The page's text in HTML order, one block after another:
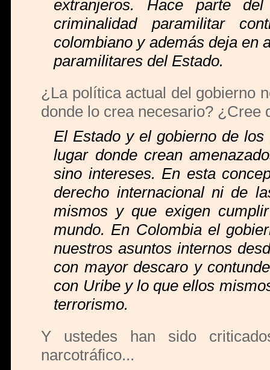
extranjeros. Hace parte
criminalidad paramilitar
colombiano y además deja en
paramilitares del Estado.
¿La política actual del gobierno
donde lo crea necesario? ¿Cree
El Estado y el gobierno de
lugar donde crean
sino intereses. En esta
derecho internacional ni de
mismos y que exigen
mundo. En Colombia el
nuestros asuntos internos
con mayor descaro y
con Uribe y lo que ellos
terrorismo.
Y ustedes han sido
narcotráfico...